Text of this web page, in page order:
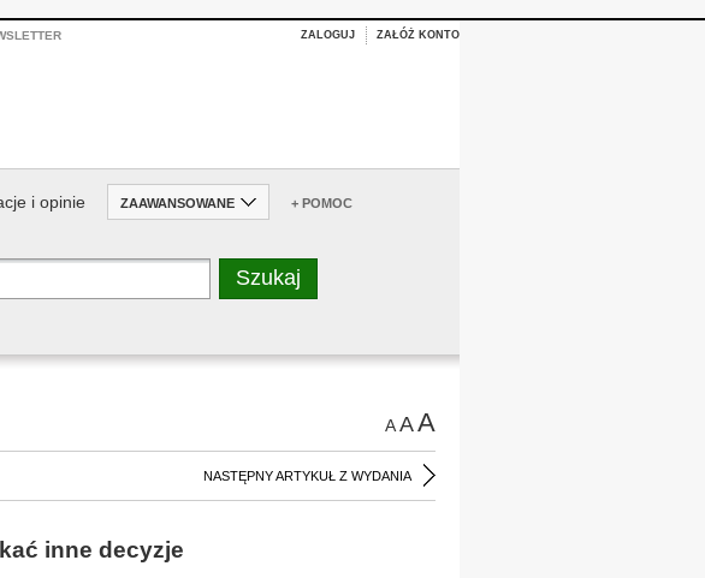
ZALOGUJ ZAŁÓŻ KONTO
i opinie ZAAWANSOWANE + POMOC
AAA
NASTĘPNY ARTYKUŁ Z WYDANIA
inne decyzje